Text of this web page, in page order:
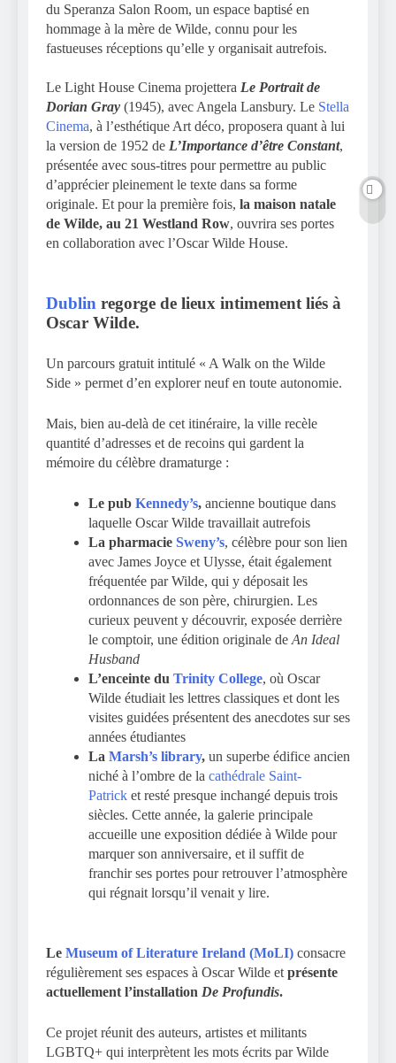
du Speranza Salon Room, un espace baptisé en
hommage à la mère de Wilde, connu pour les
fastueuses réceptions qu’elle y organisait autrefois.
Le Light House Cinema projettera Le Portrait de
Dorian Gray (1945), avec Angela Lansbury. Le Stella
Cinema, à l’esthétique Art déco, proposera quant à lui
la version de 1952 de L’Importance d’être Constant,
présentée avec sous-titres pour permettre au public
d’apprécier pleinement le texte dans sa forme
originale. Et pour la première fois, la maison natale
de Wilde, au 21 Westland Row, ouvrira ses portes
en collaboration avec l’Oscar Wilde House.
Dublin regorge de lieux intimement liés à
Oscar Wilde.
Un parcours gratuit intitulé « A Walk on the Wilde
Side » permet d’en explorer neuf en toute autonomie.
Mais, bien au-delà de cet itinéraire, la ville recèle
quantité d’adresses et de recoins qui gardent la
mémoire du célèbre dramaturge :
Le pub Kennedy’s, ancienne boutique dans
laquelle Oscar Wilde travaillait autrefois
La pharmacie Sweny’s, célèbre pour son lien
avec James Joyce et Ulysse, était également
fréquentée par Wilde, qui y déposait les
ordonnances de son père, chirurgien. Les
curieux peuvent y découvrir, exposée derrière
le comptoir, une édition originale de An Ideal
Husband
L’enceinte du Trinity College, où Oscar
Wilde étudiait les lettres classiques et dont les
visites guidées présentent des anecdotes sur ses
années étudiantes
La Marsh’s library, un superbe édifice ancien
niché à l’ombre de la cathédrale Saint-
Patrick et resté presque inchangé depuis trois
siècles. Cette année, la galerie principale
accueille une exposition dédiée à Wilde pour
marquer son anniversaire, et il suffit de
franchir ses portes pour retrouver l’atmosphère
qui régnait lorsqu’il venait y lire.
Le Museum of Literature Ireland (MoLI) consacre
régulièrement ses espaces à Oscar Wilde et présente
actuellement l’installation De Profundis.
Ce projet réunit des auteurs, artistes et militants
LGBTQ+ qui interprètent les mots écrits par Wilde